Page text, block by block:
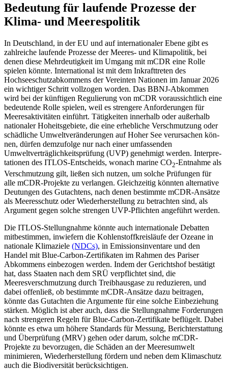
Bedeutung für laufende Prozesse der
Klima- und Meerespolitik
In Deutschland, in der EU und auf interna­tionaler Ebene gibt es
zahlreiche laufende Prozesse der Meeres- und Klimapolitik, bei
denen diese Mehrdeutigkeit im Umgang mit mCDR eine Rolle
spielen könnte. Inter­national ist mit dem Inkrafttreten des
Hochseeschutzabkommens der Vereinten Nationen im Januar 2026
ein wichtiger Schritt vollzogen worden. Das BBNJ-Abkom­men
wird bei der künftigen Regulierung von mCDR voraussichtlich eine
bedeutende Rolle spielen, weil es strengere Anforderungen für
Meeresaktivitäten einführt. Tätig­keiten innerhalb oder außerhalb
nationaler Hoheitsgebiete, die eine erhebliche Ver­schmutzung oder
schädliche Umweltveränderungen auf Hoher See verursachen kön­
nen, dürfen demzufolge nur nach einer umfassenden
Umweltverträglichkeitsprüfung (UVP) genehmigt werden. Interpre­
tationen des ITLOS-Entscheids, wonach marine CO2-Entnahme als
Verschmutzung gilt, ließen sich nutzen, um solche Prüfun­gen für
alle mCDR-Projekte zu verlangen. Gleichzeitig könnten alternative
Deutungen des Gutachtens, nach denen bestimmte mCDR-Ansätze
als Meeresschutz oder Wie­derherstellung zu betrachten sind, als
Argu­ment gegen solche strengen UVP-Pflichten angeführt werden.
Die ITLOS-Stellungnahme könnte auch internationale Debatten
mitbestimmen, inwiefern die Kohlenstoffkreisläufe der Ozeane in
nationale Klimaziele (NDCs), in Emissionsinventare und den
Handel mit Blue-Carbon-Zertifikaten im Rahmen des Pariser
Abkommens einbezogen werden. Indem der Gerichtshof bestätigt
hat, dass Staaten nach dem SRÜ verpflichtet sind, die
Meeresverschmutzung durch Treibhausgase zu reduzieren, und
dabei offenließ, ob be­stimmte mCDR-Ansätze dazu beitragen,
könnte das Gutachten die Argumente für eine solche Einbeziehung
stärken. Möglich ist aber auch, dass die Stellungnahme For­derungen
nach strengeren Regeln für Blue-Carbon-Zertifikate beflügelt. Dabei
könnte es etwa um höhere Standards für Messung, Berichterstattung
und Überprüfung (MRV) gehen oder darum, solche mCDR-
Projekte zu bevorzugen, die Schäden an der Meeres­umwelt
minimieren, Wiederherstellung fördern und neben dem Klimaschutz
auch die Biodiversität berücksichtigen.